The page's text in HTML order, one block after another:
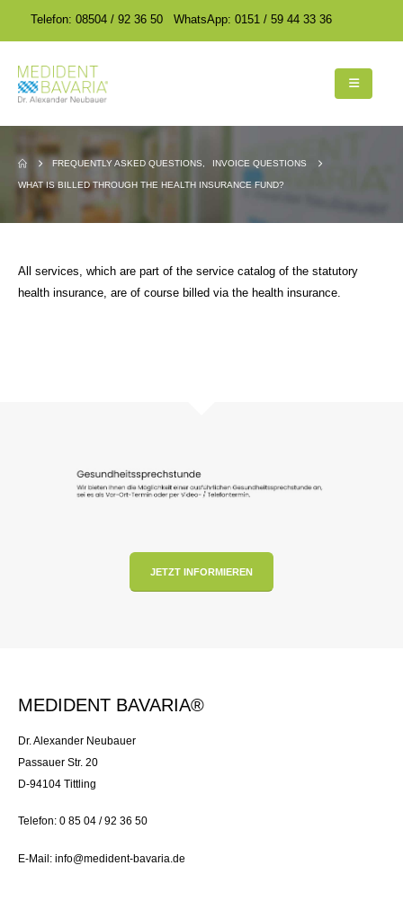
Telefon: 08504 / 92 36 50 WhatsApp: 0151 / 59 44 33 36
FREQUENTLY ASKED QUESTIONS INVOICE QUESTIONS
WHAT IS BILLED THROUGH THE HEALTH INSURANCE FUND?
All services, which are part of the service catalog of the statutory
health insurance, are of course billed via the health insurance.
JETZT INFORMIEREN
MEDIDENT BAVARIA®
Dr. Alexander Neubauer
Passauer Str. 20
D-94104 Tittling
Telefon: 0 85 04 / 92 36 50
E-Mail: info@medident-bavaria.de